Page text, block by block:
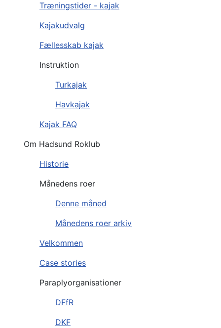
Træningstider - kajak
Kajakudvalg
Fællesskab kajak
Instruktion
Turkajak
Havkajak
Kajak FAQ
Om Hadsund Roklub
Historie
Månedens roer
Denne måned
Månedens roer arkiv
Velkommen
Case stories
Paraplyorganisationer
DFfR
DKF